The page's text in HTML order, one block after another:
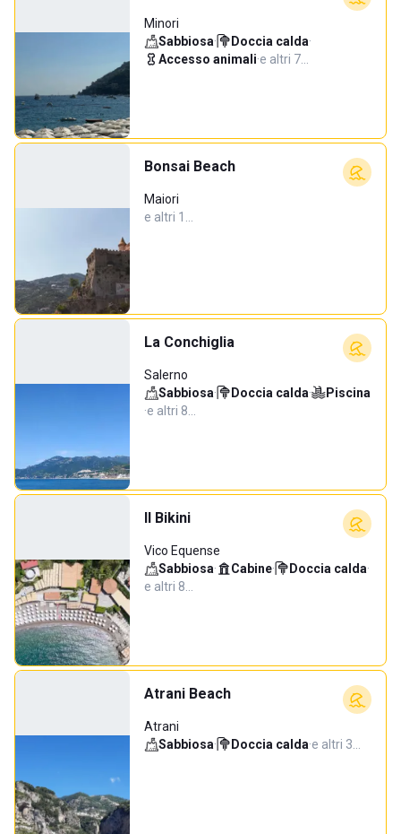
Minori
Sabbiosa· Doccia calda·
Accesso animali·e altri 7…
Bonsai Beach
Maiori
e altri 1…
La Conchiglia
Salerno
Sabbiosa· Doccia calda·
Piscina
·e altri 8…
Il Bikini
Vico Equense
Sabbiosa· Cabine· Doccia calda·
e altri 8…
Atrani Beach
Atrani
Sabbiosa· Doccia calda·e altri 3…